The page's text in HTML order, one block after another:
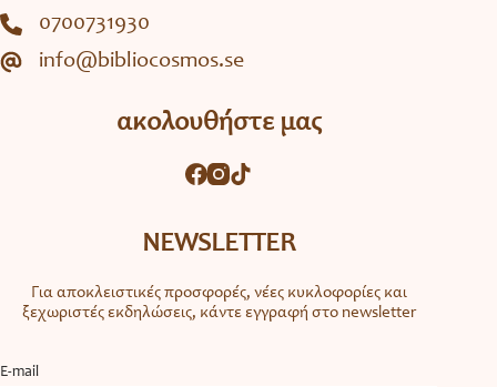
0700731930
info@bibliocosmos.se
ακολουθήστε μας
NEWSLETTER
Για αποκλειστικές προσφορές, νέες κυκλοφορίες και
ξεχωριστές εκδηλώσεις, κάντε εγγραφή στο newsletter
Ε-mail